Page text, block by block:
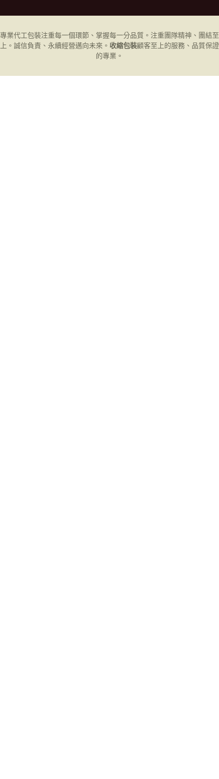
專業代工包裝注重每一個環節、掌握每一分品質。注重團隊精神、團結至
上。誠信負責、永續經營邁向未來。 收縮包裝顧客至上的服務、品質保證
的專業。